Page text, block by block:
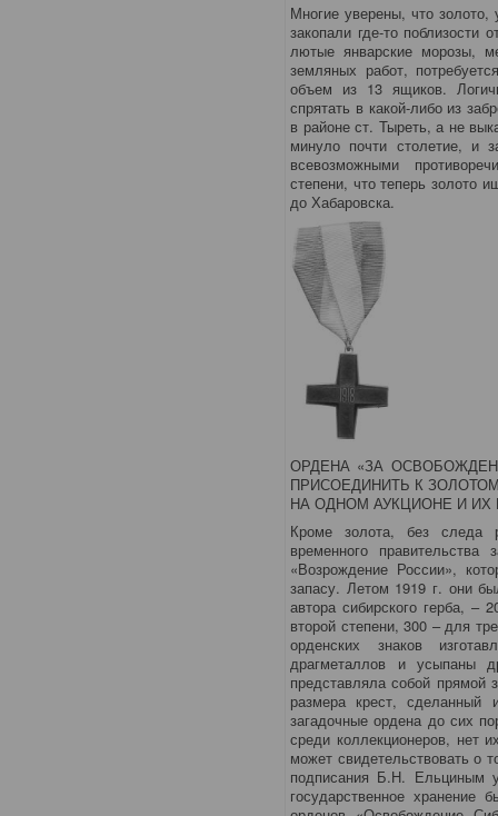
Многие уверены, что золото,
закопали где-то
лютые январские морозы,
земляных работ,
объем из 13 ящиков.
спрятать в какой-либо из
в районе ст. Тыреть, а не
минуло почти столетие, и
всевозможными
степени, что теперь золото
до Хабаровска.
ОРДЕНА «ЗА
ПРИСОЕДИНИТЬ К
НА ОДНОМ АУКЦИОНЕ И
Кроме золота, без следа
временного
«Возрождение России»,
запасу. Летом 1919 г. они
автора сибирского герба, –
второй степени, 300 – для
орденских знаков
драгметаллов и усыпаны
представляла собой прямой
размера крест,
загадочные ордена до сих
среди коллекционеров, нет
может свидетельствовать о
подписания Б.Н. Ельциным
государственное хранение